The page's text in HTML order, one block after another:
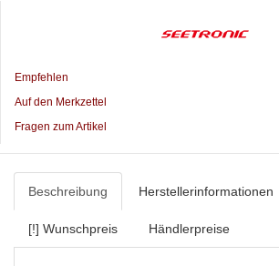
Empfehlen
Auf den Merkzettel
Fragen zum Artikel
Beschreibung Herstellerinformationen
[!] Wunschpreis Händlerpreise